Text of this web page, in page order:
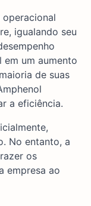
operacional
igualando seu
um aumento
de suas
a eficiência.
No entanto, a
os
empresa ao